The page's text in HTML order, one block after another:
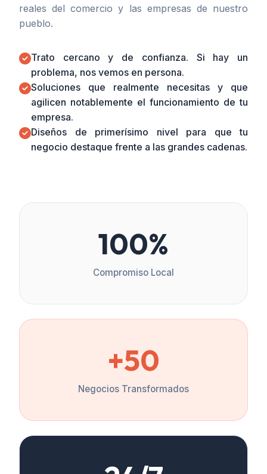
reales del comercio y las empresas de nuestro
pueblo.
Trato cercano y de confianza. Si hay un
problema, nos vemos en persona.
Soluciones que realmente necesitas y que
agilicen notablemente el funcionamiento de tu
empresa.
Diseños de primerísimo nivel para que tu
negocio destaque frente a las grandes cadenas.
100%
Compromiso Local
+50
Negocios Transformados